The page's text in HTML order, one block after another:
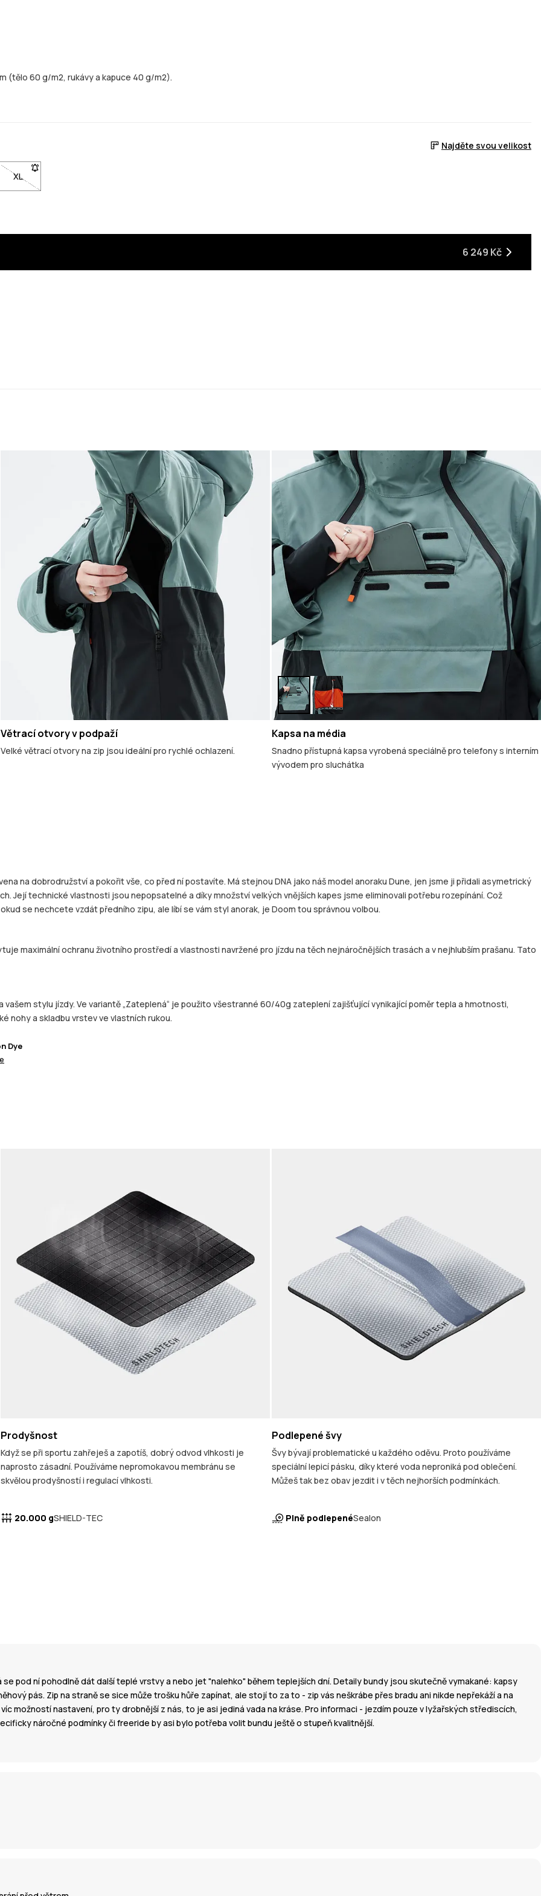
(tělo 60 g/m2, rukávy a kapuce 40 g/m2).
Najděte svou velikost
XL- Velikost XL není dostupná. Klikni pro upozornění, až bude skladem
6 249 Kč
Větrací otvory v podpaží
Velké větrací otvory na zip jsou ideální pro rychlé ochlazení.
Kapsa na média
Snadno přístupná kapsa vyrobená speciálně pro telefony s interním
vývodem pro sluchátka
na dobrodružství a pokořit vše, co před ní postavíte. Má stejnou DNA jako náš model anoraku Dune, jen jsme ji přidali asymetrický
Její technické vlastnosti jsou nepopsatelné a díky množství velkých vnějších kapes jsme eliminovali potřebu rozepínání. Což
se nechcete vzdát předního zipu, ale líbí se vám styl anorak, je Doom tou správnou volbou.
maximální ochranu životního prostředí a vlastnosti navržené pro jízdu na těch nejnáročnějších trasách a v nejhlubším prašanu. Tato
stylu jízdy. Ve variantě „Zateplená“ je použito všestranné 60/40g zateplení zajišťující vynikající poměr tepla a hmotnosti,
nohy a skladbu vrstev ve vlastních rukou.
Dye
Prodyšnost
Když se při sportu zahřeješ a zapotíš, dobrý odvod vlhkosti je
naprosto zásadní. Používáme nepromokavou membránu se
skvělou prodyšností i regulací vlhkosti.
20.000 gSHIELD-TEC
Podlepené švy
Švy bývají problematické u každého oděvu. Proto používáme
speciální lepicí pásku, díky které voda neproniká pod oblečení.
Můžeš tak bez obav jezdit i v těch nejhorších podmínkách.
Plně podlepenéSealon
pod ní pohodlně dát další teplé vrstvy a nebo jet "nalehko" během teplejších dní. Detaily bundy jsou skutečně vymakané: kapsy
pás. Zip na straně se sice může trošku hůře zapínat, ale stojí to za to - zip vás neškrábe přes bradu ani nikde nepřekáží a na
možností nastavení, pro ty drobnější z nás, to je asi jediná vada na kráse. Pro informaci - jezdím pouze v lyžařských střediscích,
náročné podmínky či freeride by asi bylo potřeba volit bundu ještě o stupeň kvalitnější.